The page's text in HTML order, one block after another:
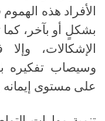
الأفراد هذه
بشكلٍ أو بآخر، كما
الإشكالات،
وسيصاب تفكيره
على مستوى إيمانه